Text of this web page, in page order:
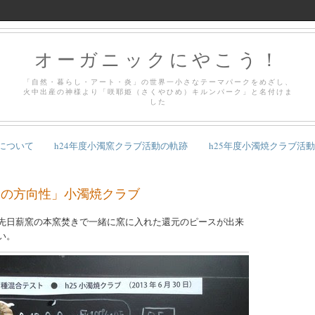
オーガニックにやこう！
「自然・暮らし・アート・炎」の世界一小さなテーマパークをめざし、
火中出産の神様より「咲耶姫（さくやひめ）キルンパーク」と名付けま
した
ついて h24年度小濁窯クラブ活動の軌跡 h25年度小濁焼クラブ活
方向性」小濁焼クラブ
薪窯の本窯焚きで一緒に窯に入れた還元のピースが出来